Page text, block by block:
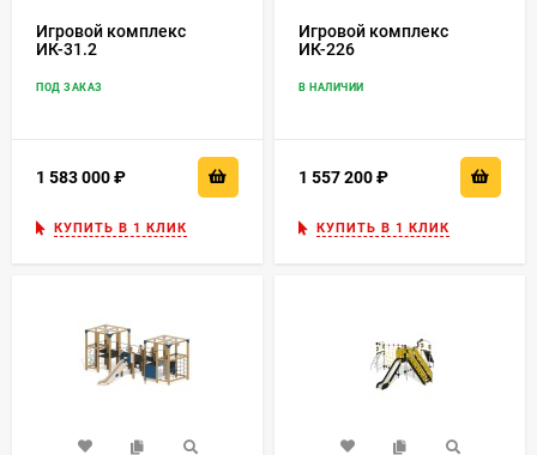
Игровой комплекс
ИК-31.2
ПОД ЗАКАЗ
1 583 000
КУПИТЬ В 1 КЛИК
Игровой комплекс
ИК-226
В НАЛИЧИИ
1 557 200
КУПИТЬ В 1 КЛИК